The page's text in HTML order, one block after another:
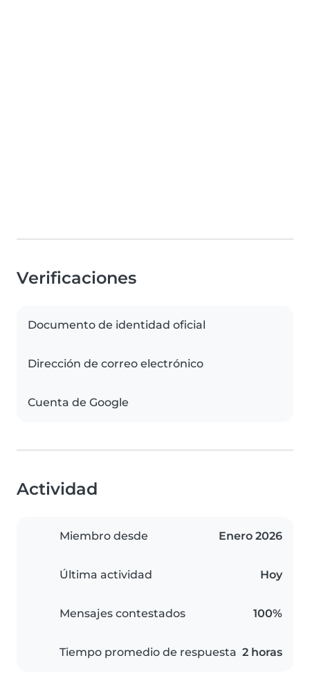
Verificaciones
Documento de identidad oficial
Dirección de correo electrónico
Cuenta de Google
Actividad
Miembro desde Enero 2026
Última actividad Hoy
Mensajes contestados 100%
Tiempo promedio de respuesta 2 horas